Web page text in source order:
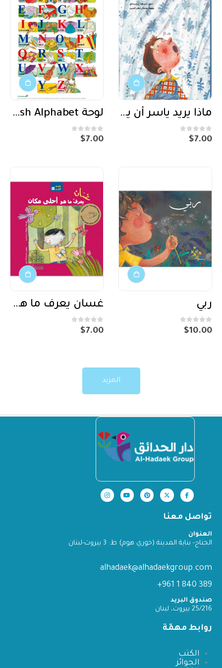
ماذا يريد ياسر أن يقول؟
0
out of 5
$7.00
لوحة My english Alphabet
0
out of 5
$7.00
ربي
0
out of 5
$10.00
غسان يعرف ما هو أحلى مكان
0
out of 5
$7.00
المزيد
تواصل معنا
العنوان
الجناح- بناية المدينة (خوري هوم) ط: 3 بيروت-لبنان
alhadaek@alhadaekgroup.com
389 840 1 961+
صندوق البريد
25/216 بيروت، لبنان
روابط مهمّة
الكتب
الجوائز